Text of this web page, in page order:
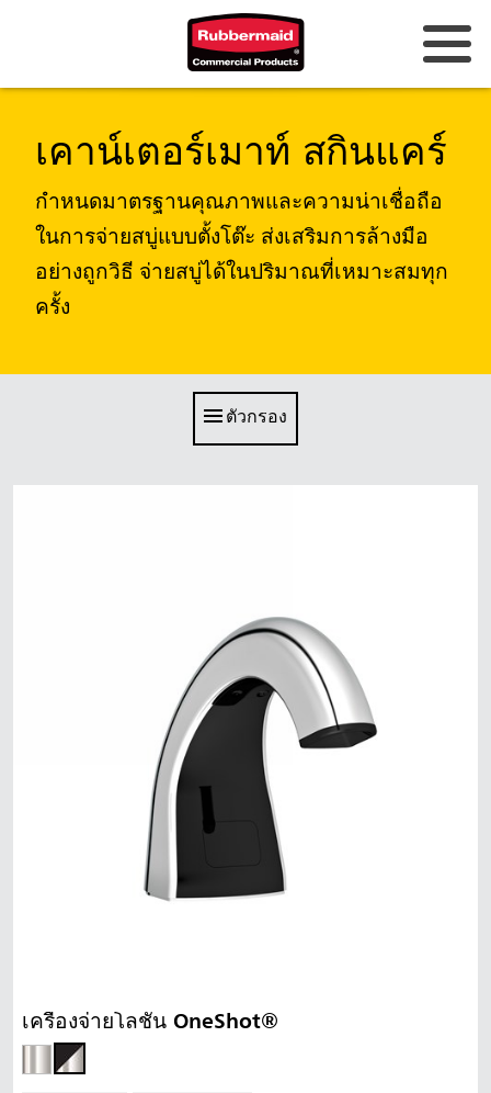
ฮ่องกง
เกาหลี (KR)
ฟิลิปปินส์
เวียดนาม (VN)
ประเทศอินโดนีเซีย
ไต้หวัน (CN)
เคาน์เตอร์เมาท์ สกินแคร์
กำหนดมาตรฐานคุณภาพและความน่าเชื่อถือ
ในการจ่ายสบู่แบบตั้งโต๊ะ ส่งเสริมการล้างมือ
อย่างถูกวิธี จ่ายสบู่ได้ในปริมาณที่เหมาะสมทุก
ครั้ง
ตัวกรอง
เครื่องจ่ายโลชั่น OneShot®